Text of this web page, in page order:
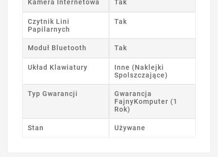
Kamera Internetowa Tak
Czytnik Lini
Papilarnych
Tak
Moduł Bluetooth Tak
Układ Klawiatury
Inne (Naklejki
Spolszczające)
Typ Gwarancji
Gwarancja
FajnyKomputer (1
Rok)
Stan Używane